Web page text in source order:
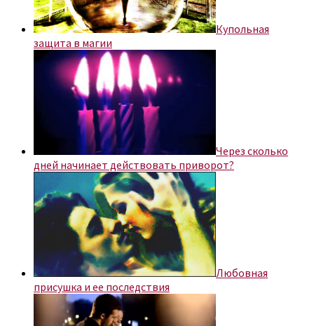
Купольная
защита в магии
Через сколько
дней начинает действовать приворот?
Любовная
присушка и ее последствия